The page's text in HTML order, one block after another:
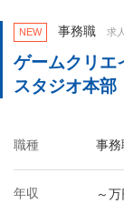
NEW 事務職 求
ゲームクリエ
スタジオ本部
職種 事務
年収 ～万